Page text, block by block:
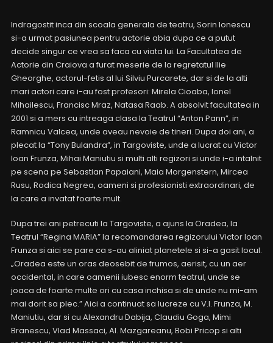
Indragostit inca din scoala generala de teatru, Sorin Ionescu
si-a urmat pasiunea pentru actorie abia dupa ce a putut
decide singur ce vrea sa faca cu viata lui. La Facultatea de
Actorie din Craiova a furat meserie de la regretatul Ilie
Gheorghe, actorul-fetis al lui Silviu Purcarete, dar si de la alti
mari actori care i-au fost profesori: Mirela Cioaba, Ionel
Mihailescu, Francisc Mraz, Natasa Raab. A absolvit facultatea in
2001 si a mers cu intreaga clasa la Teatrul “Anton Pann”, in
Ramnicu Valcea, unde aveau nevoie de tineri. Dupa doi ani, a
plecat la “Tony Bulandra”, in Targoviste, unde a lucrat cu Victor
Ioan Frunza, Mihai Maniutiu si multi alti regizori si unde i-a intalnit
pe scena pe Sebastian Papaiani, Maia Morgenstern, Mircea
Rusu, Rodica Negrea, oameni si profesionisti extraordinari, de
la care a invatat foarte mult.
Dupa trei ani petrecuti la Targoviste, a ajuns la Oradea, la
Teatrul “Regina MARIA” la recomandarea regizorului Victor Ioan
Frunza si aici se pare ca s-au aliniat planetele si si-a gasit locul.
„Oradea este un oras deosebit de frumos, aerisit, cu un aer
occidental, in care oamenii iubesc enorm teatrul, unde se
joaca de foarte multe ori cu casa inchisa si de unde nu mi-am
mai dorit sa plec.” Aici a continuat sa lucreze cu V.I. Frunza, M.
Maniutiu, dar si cu Alexandru Dabija, Claudiu Goga, Mimi
Branescu, Vlad Massaci, Al. Mazgareanu, Bobi Pricop si alti